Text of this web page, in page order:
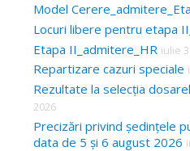
Model
Locuri libere pentru etapa
Etapa II_admitere_HR iulie
Repartizare cazuri speciale
Rezultate la selecția
2026
Precizări privind ședințele
data de 5 și 6 august 2026